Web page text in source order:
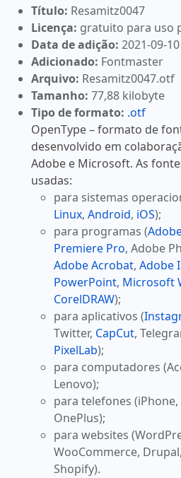
Título: Resamitz0047
Licença: gratuito para uso
Data de adição: 2021-09-10
Adicionado: Fontmaster
Arquivo: Resamitz0047.otf
Tamanho: 77,88 kilobyte
Tipo de formato: .otf
OpenType – formato de
desenvolvido em
Adobe e Microsoft. As
usadas:
para sistemas
Linux, Android, iOS);
para programas (
Premiere Pro, Adobe
Adobe Acrobat, Adobe
PowerPoint, Microsoft
CorelDRAW);
para aplicativos (
Twitter, CapCut,
PixelLab);
para computadores
Lenovo);
para telefones
OnePlus);
para websites
WooCommerce,
Shopify).